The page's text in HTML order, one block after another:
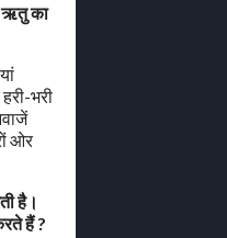
ऋतु का
भरी
ओर
है।
हैं ?